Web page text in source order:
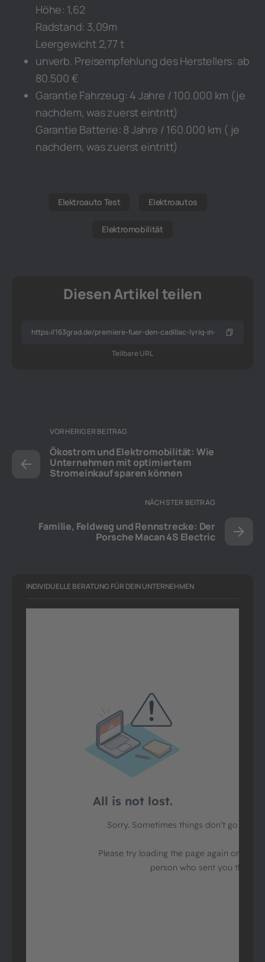
Höhe: 1,62
Radstand: 3,09m
Leergewicht 2,77 t
unverb. Preisempfehlung des Herstellers: ab
80.500 €
Garantie Fahrzeug: 4 Jahre / 100.000 km (je
nachdem, was zuerst eintritt)
Garantie Batterie: 8 Jahre / 160.000 km ( je
nachdem, was zuerst eintritt)
Elektroauto Test Elektroautos
Elektromobilität
Diesen Artikel teilen
Teilbare URL
VORHERIGER BEITRAG
Ökostrom und Elektromobilität: Wie
Unternehmen mit optimiertem
Stromeinkauf sparen können
NÄCHSTER BEITRAG
Familie, Feldweg und Rennstrecke: Der
Porsche Macan 4S Electric
INDIVIDUELLE BERATUNG FÜR DEIN UNTERNEHMEN